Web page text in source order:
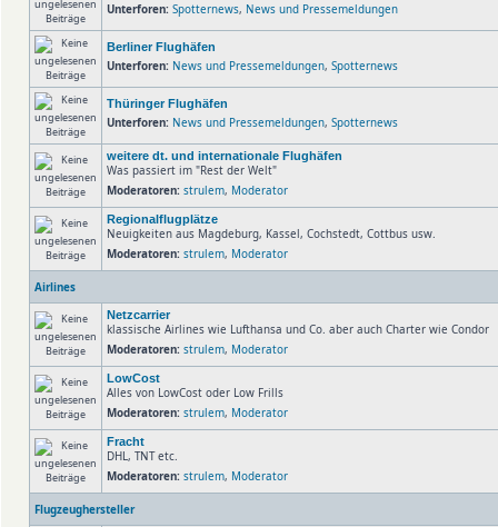
Unterforen: Spotternews, News und Pressemeldungen
Berliner Flughäfen
Unterforen: News und Pressemeldungen, Spotternews
Thüringer Flughäfen
Unterforen: News und Pressemeldungen, Spotternews
weitere dt. und internationale Flughäfen
Was passiert im "Rest der Welt"
Moderatoren: strulem, Moderator
Regionalflugplätze
Neuigkeiten aus Magdeburg, Kassel, Cochstedt, Cottbus usw.
Moderatoren: strulem, Moderator
Airlines
Netzcarrier
klassische Airlines wie Lufthansa und Co. aber auch Charter wie Condor
Moderatoren: strulem, Moderator
LowCost
Alles von LowCost oder Low Frills
Moderatoren: strulem, Moderator
Fracht
DHL, TNT etc.
Moderatoren: strulem, Moderator
Flugzeughersteller